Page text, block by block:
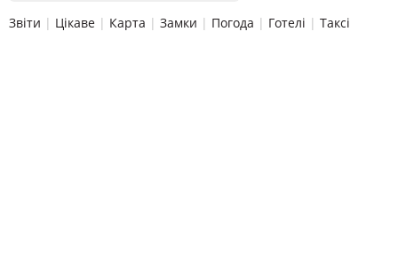
Звіти | Цікаве | Карта | Замки | Погода | Готелі | Таксі